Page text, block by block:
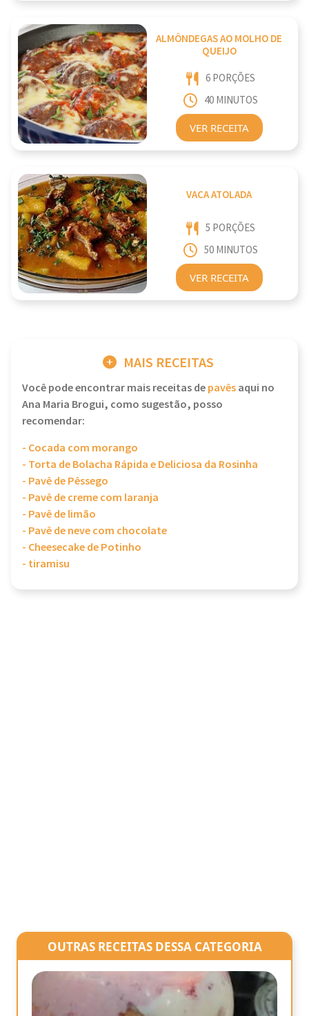
ALMÔNDEGAS AO MOLHO DE
QUEIJO
6 PORÇÕES
40 MINUTOS
VER RECEITA
VACA ATOLADA
5 PORÇÕES
50 MINUTOS
VER RECEITA
MAIS RECEITAS
Você pode encontrar mais receitas depavêsaqui no
Ana Maria Brogui, como sugestão, posso
recomendar:
- Cocada com morango
- Torta de Bolacha Rápida e Deliciosa da Rosinha
- Pavê de Pêssego
- Pavê de creme com laranja
- Pavê de limão
- Pavê de neve com chocolate
- Cheesecake de Potinho
- tiramisu
OUTRAS RECEITAS DESSA CATEGORIA